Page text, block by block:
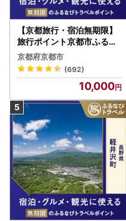
【京都旅行・宿泊無期限】
旅行ポイント京都市ふるな
びトラベルポイント
京都府京都市
(692)
10,000